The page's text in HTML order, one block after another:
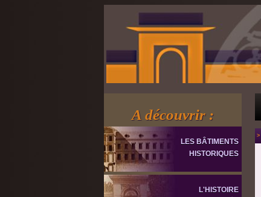
A découvrir :
LES BÂTIMENTS
HISTORIQUES
L'HISTOIRE
>